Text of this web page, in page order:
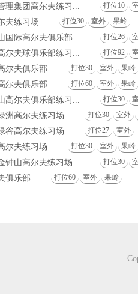
理集团高尔夫练习... 打位10
夫练习场 打位30 室外 果岭
国际高尔夫俱乐部... 打位26
尔夫球俱乐部练习... 打位92
尔夫俱乐部 打位30 室外 果岭
尔夫俱乐部 打位60 室外 果岭
高尔夫俱乐部练习... 打位30
洲高尔夫练习场 打位30 室外
谷高尔夫练习场 打位27 室外
尔夫练习场 打位30 室外 果岭
钟山高尔夫练习场... 打位30
俱乐部 打位60 室外 果岭